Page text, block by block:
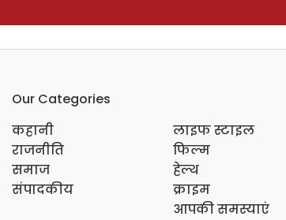
Our Categories
कहानी
राजनीति
समाज
संपादकीय
लाइफ स्टाइल
फिल्म
हेल्थ
क्राइम
आपकी समस्याएं